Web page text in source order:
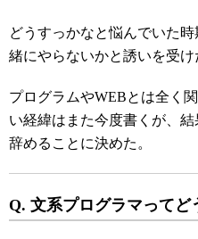
どうすっかなと悩んでいた
緒にやらないかと誘いを受け
プログラムやWEBとは全く
い経緯はまた今度書くが、
辞めることに決めた。
Q. 文系プログラマってど